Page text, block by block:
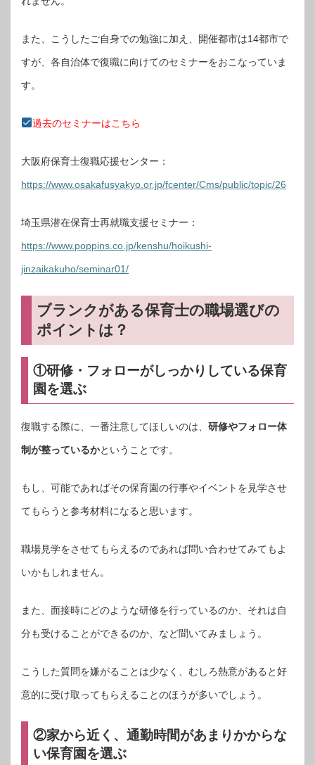
また、こうしたご自身での勉強に加え、開催都市は14都市で
すが、各自治体で復職に向けてのセミナーをおこなっていま
す。
過去のセミナーはこちら
大阪府保育士復職応援センター：
https://www.osakafusyakyo.or.jp/fcenter/Cms/public/topic/26
埼玉県潜在保育士再就職支援セミナー：
https://www.poppins.co.jp/kenshu/hoikushi-
jinzaikakuho/seminar01/
ブランクがある保育士の職場選びの
ポイントは？
①研修・フォローがしっかりしている保育
園を選ぶ
復職する際に、一番注意してほしいのは、 研修やフォロー体
制が整っているかということです。
もし、可能であればその保育園の行事やイベントを見学させ
てもらうと参考材料になると思います。
職場見学をさせてもらえるのであれば問い合わせてみてもよ
いかもしれません。
また、面接時にどのような研修を行っているのか、それは自
分も受けることができるのか、など聞いてみましょう。
こうした質問を嫌がることは少なく、むしろ熱意があると好
意的に受け取ってもらえることのほうが多いでしょう。
②家から近く、通勤時間があまりかからな
い保育園を選ぶ